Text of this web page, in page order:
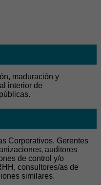
maduración y
interior de
Corporativos, Gerentes
auditores
de control y/o
consultores/as de
similares.